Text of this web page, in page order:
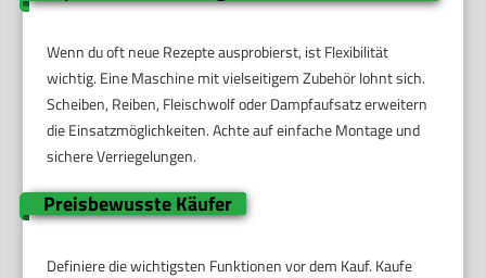
Wenn du oft neue Rezepte ausprobierst, ist Flexibilität
wichtig. Eine Maschine mit vielseitigem Zubehör lohnt sich.
Scheiben, Reiben, Fleischwolf oder Dampfaufsatz erweitern
die Einsatzmöglichkeiten. Achte auf einfache Montage und
sichere Verriegelungen.
Preisbewusste Käufer
Definiere die wichtigsten Funktionen vor dem Kauf. Kaufe